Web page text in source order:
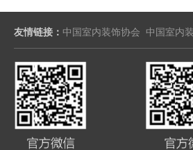
友情链接： 中国室内装饰协会 中国室内